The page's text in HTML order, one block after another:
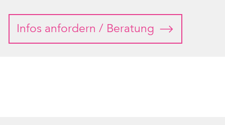
Infos anfordern / Beratung